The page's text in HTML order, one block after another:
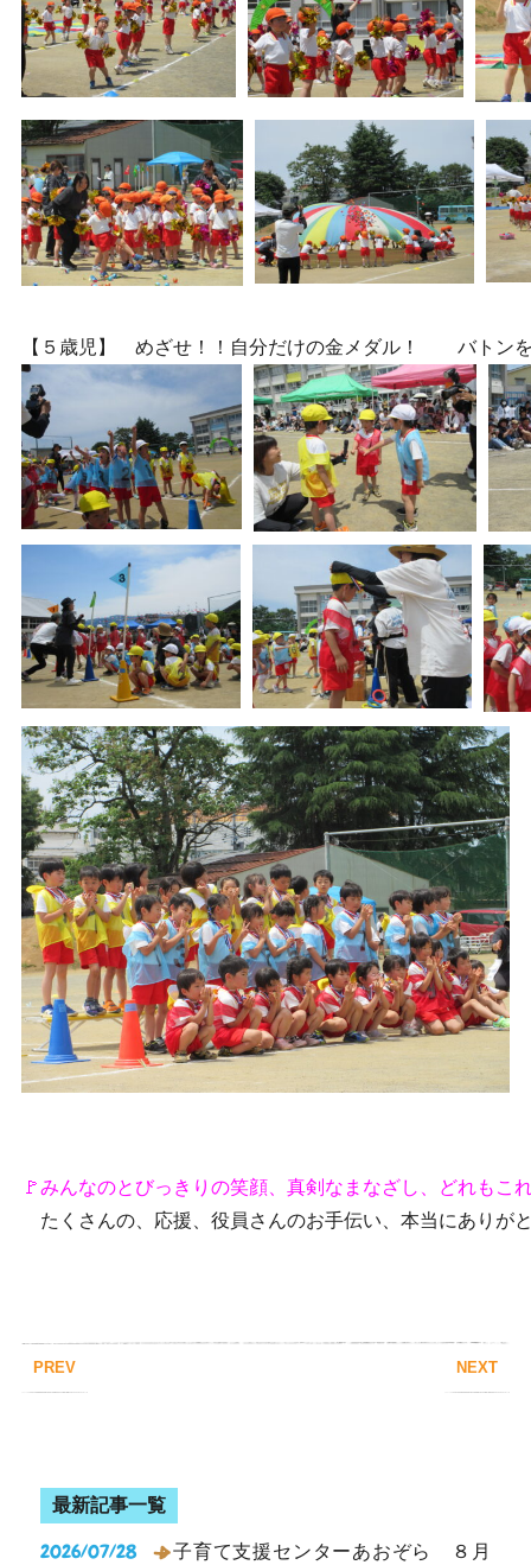
たくさんの、応援、役員さんのお手伝い、本当にありが
PREV NEXT
最新記事一覧
2026/07/28
子育て支援センターあおぞら ８月